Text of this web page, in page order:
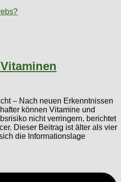
Nach neuen Erkenntnissen
können Vitamine und
nicht verringern, berichtet
Dieser Beitrag ist älter als vier
die Informationslage